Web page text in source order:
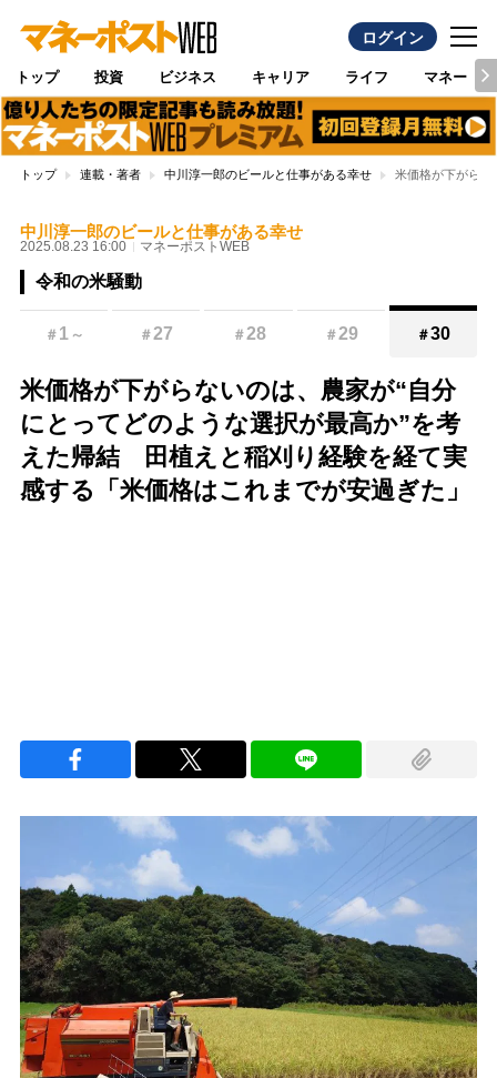
ログイン
トップ 投資 ビジネス キャリア ライフ マネー
トップ 連載・著者 中川淳一郎のビールと仕事がある幸せ 米価格が下がら
中川淳一郎のビールと仕事がある幸せ
2025.08.23 16:00 マネーポストWEB
令和の米騒動
＃ 1 ～ ＃27 ＃28 ＃29 ＃30
米価格が下がらないのは、農家が“自分
にとってどのような選択が最高か”を考
えた帰結 田植えと稲刈り経験を経て実
感する「米価格はこれまでが安過ぎた」